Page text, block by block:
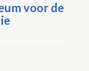
voor de